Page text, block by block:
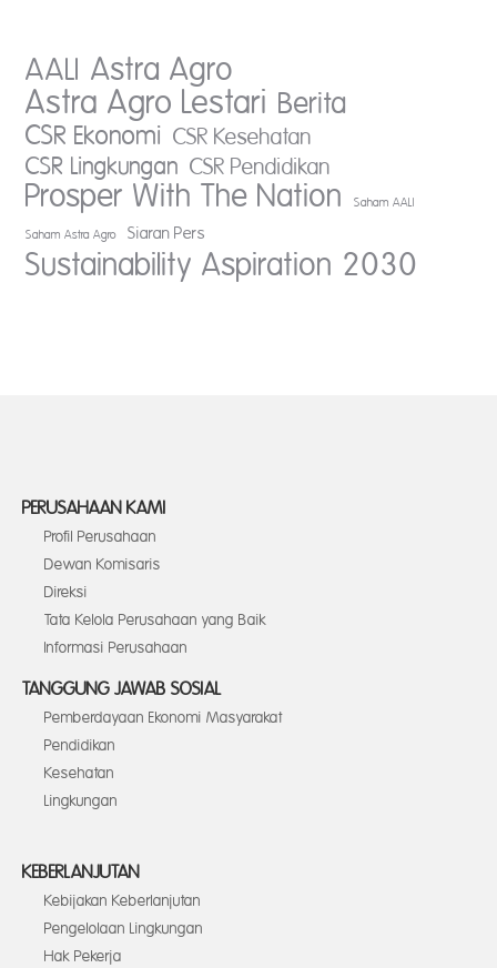
AALI Astra Agro
Astra Agro Lestari Berita
CSR Ekonomi CSR Kesehatan
CSR Lingkungan CSR Pendidikan
Prosper With The Nation Saham AALI
Saham Astra Agro Siaran Pers
Sustainability Aspiration 2030
PERUSAHAAN KAMI
Profil Perusahaan
Dewan Komisaris
Direksi
Tata Kelola Perusahaan yang Baik
Informasi Perusahaan
TANGGUNG JAWAB SOSIAL
Pemberdayaan Ekonomi Masyarakat
Pendidikan
Kesehatan
Lingkungan
KEBERLANJUTAN
Kebijakan Keberlanjutan
Pengelolaan Lingkungan
Hak Pekerja